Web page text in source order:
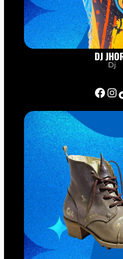
DJ
Dj
Facebook Instagram